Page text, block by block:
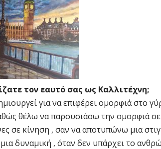
τον εαυτό σας ως Καλλιτέχνη;
για να επιφέρει ομορφιά
θέλω να παρουσιάσω την ομορφιά
σε κίνηση , σαν να αποτυπώνω μια
δυναμική , όταν δεν υπάρχει το